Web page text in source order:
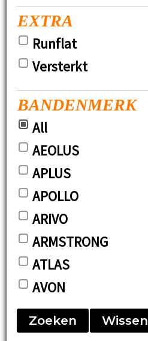
EXTRA
Runflat
Versterkt
BANDENMERK
All
AEOLUS
APLUS
APOLLO
ARIVO
ARMSTRONG
ATLAS
AVON
BARUM
BF-GOODRICH
Zoeken Wissen